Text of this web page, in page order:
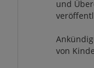
und
von